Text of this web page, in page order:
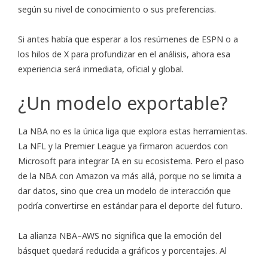
según su nivel de conocimiento o sus preferencias.
Si antes había que esperar a los resúmenes de ESPN o a
los hilos de X para profundizar en el análisis, ahora esa
experiencia será inmediata, oficial y global.
¿Un modelo exportable?
La NBA no es la única liga que explora estas herramientas.
La NFL y la Premier League ya firmaron acuerdos con
Microsoft para integrar IA en su ecosistema. Pero el paso
de la NBA con Amazon va más allá, porque no se limita a
dar datos, sino que crea un modelo de interacción que
podría convertirse en estándar para el deporte del futuro.
La alianza NBA–AWS no significa que la emoción del
básquet quedará reducida a gráficos y porcentajes. Al